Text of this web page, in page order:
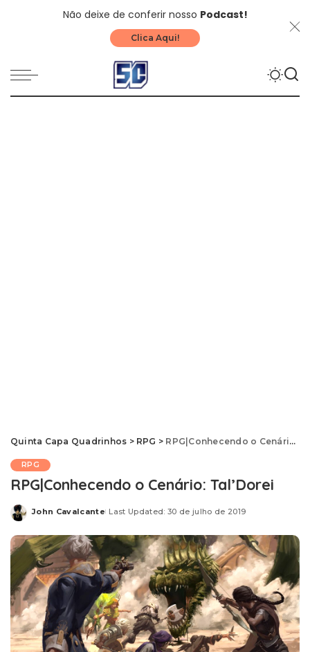
Não deixe de conferir nosso Podcast!
Clica Aqui!
Quinta Capa Quadrinhos > RPG > RPG|Conhecendo o Cenário: Tal’Dorei
RPG
RPG|Conhecendo o Cenário: Tal’Dorei
Posted
John Cavalcante Last Updated: 30 de julho de 2019